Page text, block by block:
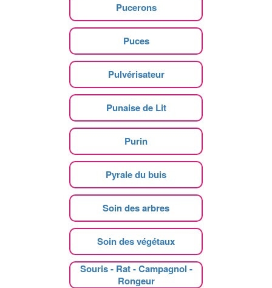
Pucerons
Puces
Pulvérisateur
Punaise de Lit
Purin
Pyrale du buis
Soin des arbres
Soin des végétaux
Souris - Rat - Campagnol -
Rongeur